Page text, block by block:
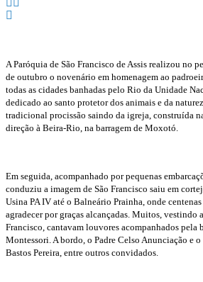
A Paróquia de São Francisco de Assis realizou no
de outubro o novenário em homenagem ao
todas as cidades banhadas pelo Rio da Unidade
dedicado ao santo protetor dos animais e da
tradicional procissão saindo da igreja, construída
direção à Beira-Rio, na barragem de Moxotó.
Em seguida, acompanhado por pequenas
conduziu a imagem de São Francisco saiu em
Usina PA IV até o Balneário Prainha, onde
agradecer por graças alcançadas. Muitos, vestindo
Francisco, cantavam louvores acompanhados pela
Montessori. A bordo, o Padre Celso Anunciação e
Bastos Pereira, entre outros convidados.